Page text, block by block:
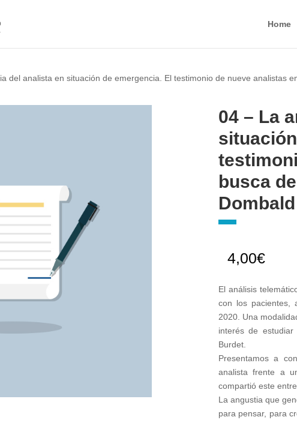
Home
del analista en situación de emergencia. El testimonio de nueve analistas
04 – La
busca
4,00€
El análisis
con los pacientes,
2020. Una
interés de
Burdet.
Presentamos a
analista frente a
compartió este
La angustia que
para pensar, para